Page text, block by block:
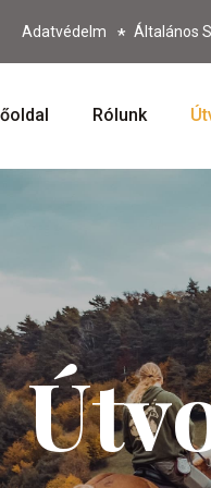
Adatvédelm Általános
Rólunk